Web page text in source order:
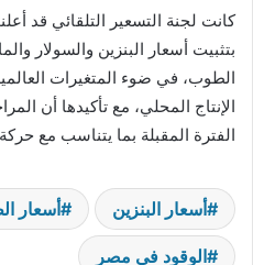
بتثبيت أسعار البنزين والسولار
الطوب، في ضوء المتغيرات
الإنتاج المحلي، مع تأكيدها أن
الفترة المقبلة بما يتناسب مع
أسعار البنزين أسعار
الوقود في مصر